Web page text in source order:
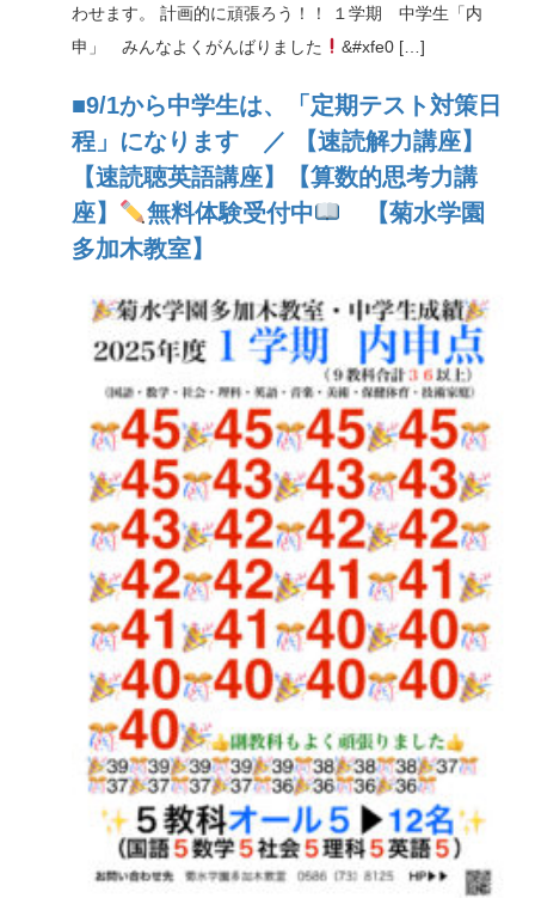
わせます。 計画的に頑張ろう！！ １学期 中学生「内
申」 みんなよくがんばりました
&#xfe0 […]
■9/1から中学生は、「定期テスト対策日
程」になります ／ 【速読解力講座】
【速読聴英語講座】【算数的思考力講
座】
無料体験受付中
【菊水学園
多加木教室】